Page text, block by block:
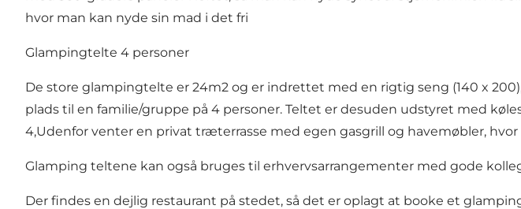
hvor man kan nyde sin mad i det fri
Glampingtelte 4 personer
De store glampingtelte er 24m2 og er indrettet med en rigtig seng (140 x
plads til en familie/gruppe på 4 personer. Teltet er desuden udstyret med
4,Udenfor venter en privat træterrasse med egen gasgrill og havemøbler,
Glamping teltene kan også bruges til erhvervsarrangementer med gode
Der findes en dejlig restaurant på stedet, så det er oplagt at booke et